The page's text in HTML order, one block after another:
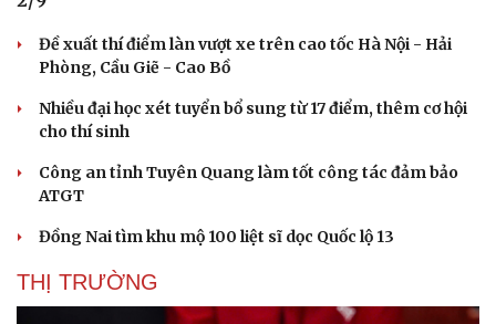
Đề xuất thí điểm làn vượt xe trên cao tốc Hà Nội - Hải
Phòng, Cầu Giẽ - Cao Bồ
Nhiều đại học xét tuyển bổ sung từ 17 điểm, thêm cơ hội
cho thí sinh
Công an tỉnh Tuyên Quang làm tốt công tác đảm bảo
ATGT
Đồng Nai tìm khu mộ 100 liệt sĩ dọc Quốc lộ 13
THỊ TRƯỜNG